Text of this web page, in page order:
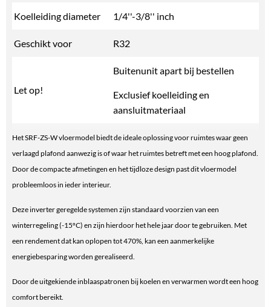
Koelleiding diameter 1/4''-3/8'' inch
Geschikt voor R32
Let op!
Buitenunit apart bij bestellen
Exclusief koelleiding en
aansluitmateriaal
Het SRF-ZS-W vloermodel biedt de ideale oplossing voor ruimtes waar geen
verlaagd plafond aanwezig is of waar het ruimtes betreft met een hoog plafond.
Door de compacte afmetingen en het tijdloze design past dit vloermodel
probleemloos in ieder interieur.
Deze inverter geregelde systemen zijn standaard voorzien van een
winterregeling (-15ºC) en zijn hierdoor het hele jaar door te gebruiken. Met
een rendement dat kan oplopen tot 470%, kan een aanmerkelijke
energiebesparing worden gerealiseerd.
Door de uitgekiende inblaaspatronen bij koelen en verwarmen wordt een hoog
comfort bereikt.